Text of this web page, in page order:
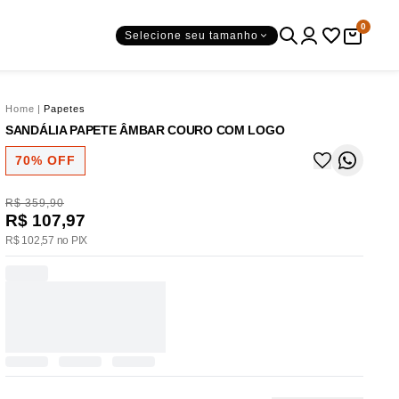
Selecione seu tamanho
0
Home | Papetes
SANDÁLIA PAPETE ÂMBAR COURO COM LOGO
70% OFF
R$ 359,90
R$ 107,97
R$ 102,57 no PIX